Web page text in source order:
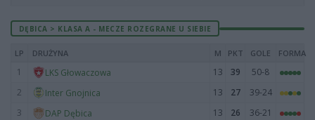
DĘBICA > KLASA A - MECZE ROZEGRANE U SIEBIE
LP DRUŻYNA M PKT GOLE FORMA
1 LKS Głowaczowa 13 39
50-8
2
Inter Gnojnica 13 27
39-24
3
DAP Dębica 13 26
36-21